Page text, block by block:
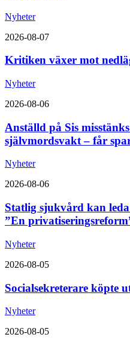
Nyheter
2026-08-07
Kritiken växer mot
Nyheter
2026-08-06
Anställd på Sis
självmordsvakt – får
Nyheter
2026-08-06
Statlig sjukvård kan
”En
Nyheter
2026-08-05
Socialsekreterare köpte
Nyheter
2026-08-05